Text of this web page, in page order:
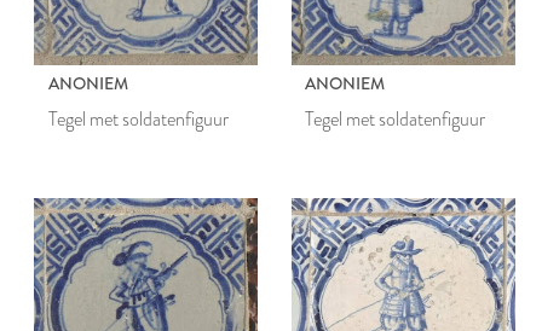
ANONIEM
Tegel met soldatenfiguur
ANONIEM
Tegel met soldatenfiguur